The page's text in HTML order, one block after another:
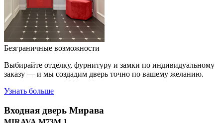
Безграничные возможности
Выбирайте отделку, фурнитуру и замки по индивидуальному
заказу — и мы создадим дверь точно по вашему желанию.
Узнать больше
Входная дверь Мирава